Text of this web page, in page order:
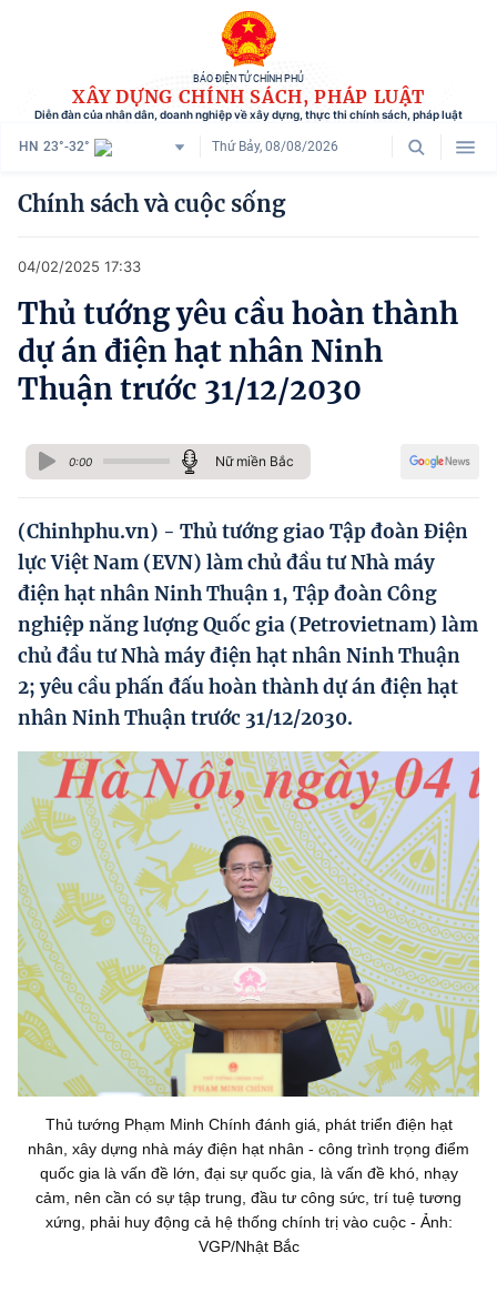
BÁO ĐIỆN TỬ CHÍNH PHỦ
XÂY DỰNG CHÍNH SÁCH, PHÁP LUẬT
Diễn đàn của nhân dân, doanh nghiệp về xây dựng, thực thi chính sách, pháp luật
HN 23°-32° Thứ Bảy, 08/08/2026
Danh mục
Tham vấn chính sách
Người dân góp ý
Chính sách và cuộc sống
Phát triển kinh tế tư nhân và doanh nghiệp dân tộc
Ocop và chuỗi giá trị Nông sản
Kinh tế tư nhân
Doanh nghiệp dân tộc
Video
Photo
Chính sách và cuộc sống
04/02/2025 17:33
Thủ tướng yêu cầu hoàn thành
dự án điện hạt nhân Ninh
Thuận trước 31/12/2030
0:00 Nữ miền Bắc
(Chinhphu.vn) - Thủ tướng giao Tập đoàn Điện
lực Việt Nam (EVN) làm chủ đầu tư Nhà máy
điện hạt nhân Ninh Thuận 1, Tập đoàn Công
nghiệp năng lượng Quốc gia (Petrovietnam) làm
chủ đầu tư Nhà máy điện hạt nhân Ninh Thuận
2; yêu cầu phấn đấu hoàn thành dự án điện hạt
nhân Ninh Thuận trước 31/12/2030.
Thủ tướng Phạm Minh Chính đánh giá, phát triển điện hạt
nhân, xây dựng nhà máy điện hạt nhân - công trình trọng điểm
quốc gia là vấn đề lớn, đại sự quốc gia, là vấn đề khó, nhạy
cảm, nên cần có sự tập trung, đầu tư công sức, trí tuệ tương
xứng, phải huy động cả hệ thống chính trị vào cuộc - Ảnh:
VGP/Nhật Bắc